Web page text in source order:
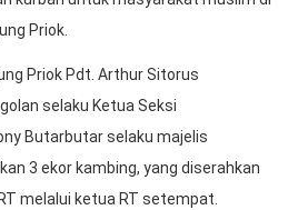
Priok.
Priok Pdt. Arthur Sitorus
selaku Ketua Seksi
Butarbutar selaku majelis
3 ekor kambing, yang diserahkan
melalui ketua RT setempat.